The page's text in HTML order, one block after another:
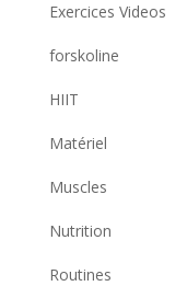
Exercices Videos
forskoline
HIIT
Matériel
Muscles
Nutrition
Routines